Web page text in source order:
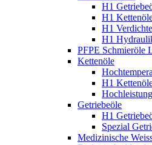
H1
H1
H1
H1
PFPE
Kettenöle
H1
Getriebeöle
H1
Spezial
Medizinische